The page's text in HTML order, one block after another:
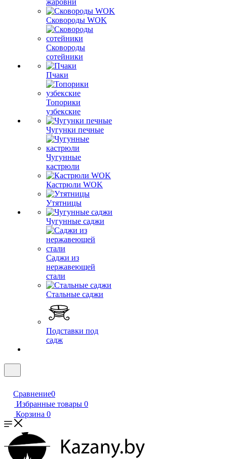
жаровни
Сковороды WOK
Сковороды
сотейники
Пчаки
Топорики
узбекские
Чугунки печные
Чугунные
кастрюли
Кастрюли WOK
Утятницы
Чугунные саджи
Саджи из
нержавеющей
стали
Стальные саджи
Подставки под
садж
Сравнение0
Избранные товары 0
Корзина 0